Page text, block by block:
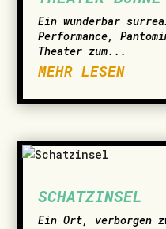
Ein wunderbar
Performance,
Theater zum...
MEHR LESEN
SCHATZINSEL
Ein Ort, verborgen